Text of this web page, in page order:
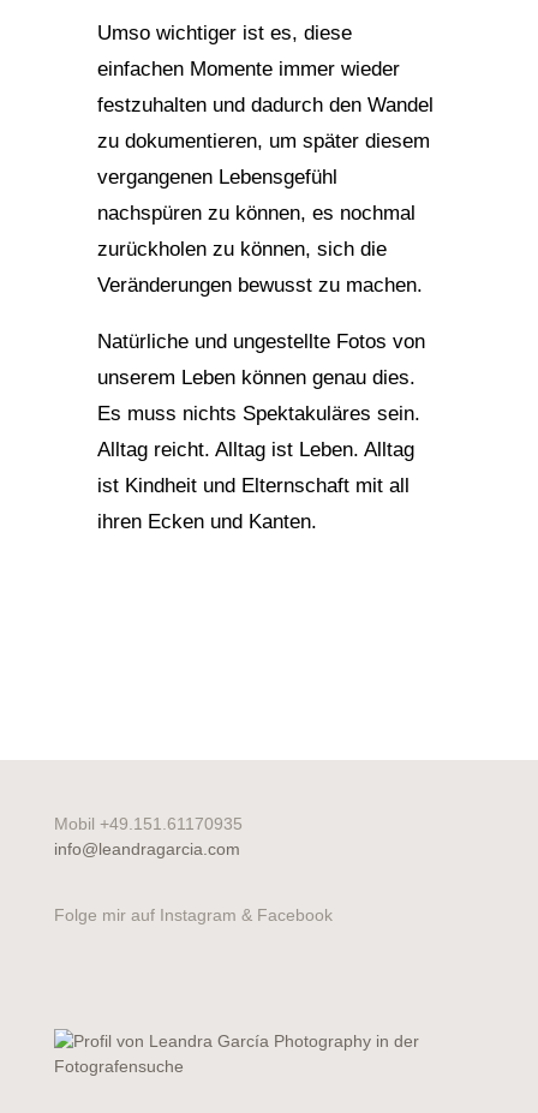
Umso wichtiger ist es, diese
einfachen Momente immer wieder
festzuhalten und dadurch den Wandel
zu dokumentieren, um später diesem
vergangenen Lebensgefühl
nachspüren zu können, es nochmal
zurückholen zu können, sich die
Veränderungen bewusst zu machen.
Natürliche und ungestellte Fotos von
unserem Leben können genau dies.
Es muss nichts Spektakuläres sein.
Alltag reicht. Alltag ist Leben. Alltag
ist Kindheit und Elternschaft mit all
ihren Ecken und Kanten.
Mobil +49.151.61170935
info@leandragarcia.com
Folge mir auf Instagram & Facebook